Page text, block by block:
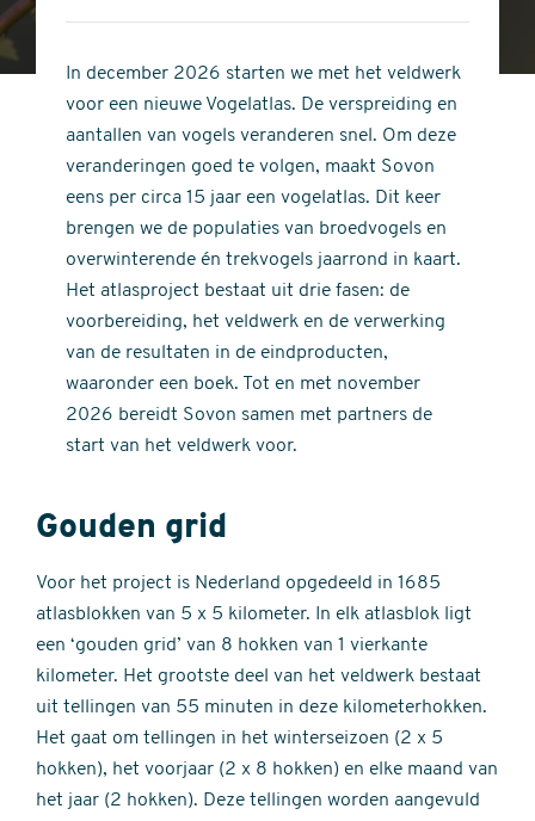
stars
of
stars
In december 2026 starten we met het veldwerk
voor een nieuwe Vogelatlas. De verspreiding en
aantallen van vogels veranderen snel. Om deze
veranderingen goed te volgen, maakt Sovon
eens per circa 15 jaar een vogelatlas. Dit keer
brengen we de populaties van broedvogels en
overwinterende én trekvogels jaarrond in kaart.
Het atlasproject bestaat uit drie fasen: de
voorbereiding, het veldwerk en de verwerking
van de resultaten in de eindproducten,
waaronder een boek. Tot en met november
2026 bereidt Sovon samen met partners de
start van het veldwerk voor.
Gouden grid
Voor het project is Nederland opgedeeld in 1685
atlasblokken van 5 x 5 kilometer. In elk atlasblok ligt
een ‘gouden grid’ van 8 hokken van 1 vierkante
kilometer. Het grootste deel van het veldwerk bestaat
uit tellingen van 55 minuten in deze kilometerhokken.
Het gaat om tellingen in het winterseizoen (2 x 5
hokken), het voorjaar (2 x 8 hokken) en elke maand van
het jaar (2 hokken). Deze tellingen worden aangevuld